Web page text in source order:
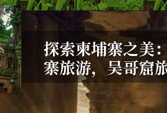
探索柬埔寨之美
寨旅游，吴哥窟